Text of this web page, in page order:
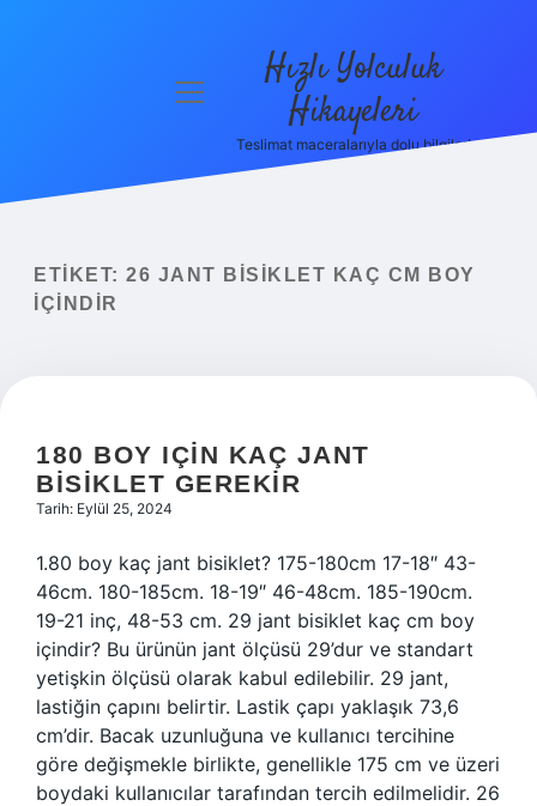
Yasal Uyarı
menüyü
Hızlı Yolculuk
Hikayeleri
Teslimat maceralarıyla dolu bilgiler!
ETIKET: 26 JANT BISIKLET KAÇ CM BOY
IÇINDIR
180 BOY IÇIN KAÇ JANT
BISIKLET GEREKIR
Tarih: Eylül 25, 2024
1.80 boy kaç jant bisiklet? 175-180cm 17-18″ 43-
46cm. 180-185cm. 18-19″ 46-48cm. 185-190cm.
19-21 inç, 48-53 cm. 29 jant bisiklet kaç cm boy
içindir? Bu ürünün jant ölçüsü 29’dur ve standart
yetişkin ölçüsü olarak kabul edilebilir. 29 jant,
lastiğin çapını belirtir. Lastik çapı yaklaşık 73,6
cm’dir. Bacak uzunluğuna ve kullanıcı tercihine
göre değişmekle birlikte, genellikle 175 cm ve üzeri
boydaki kullanıcılar tarafından tercih edilmelidir. 26